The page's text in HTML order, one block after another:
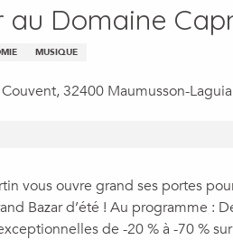
au Domaine
MUSIQUE
32400 Maumusson-
vous ouvre grand ses portes
Bazar d’été ! Au programme :
de -20 % à -70 %